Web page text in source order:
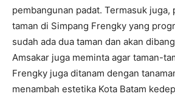
pembangunan padat. Termasuk juga,
taman di Simpang Frengky yang
sudah ada dua taman dan akan
Amsakar juga meminta agar taman-
Frengky juga ditanam dengan
menambah estetika Kota Batam